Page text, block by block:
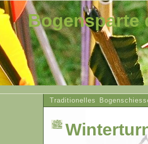
Bogensparte
Traditionelles